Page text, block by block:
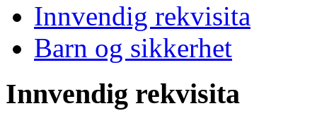
Innvendig rekvisita
Barn og sikkerhet
Innvendig rekvisita